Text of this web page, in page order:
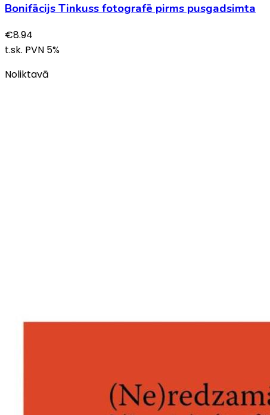
Bonifācijs Tinkuss fotografē pirms pusgadsimta
€8.94
t.sk. PVN 5%
Noliktavā